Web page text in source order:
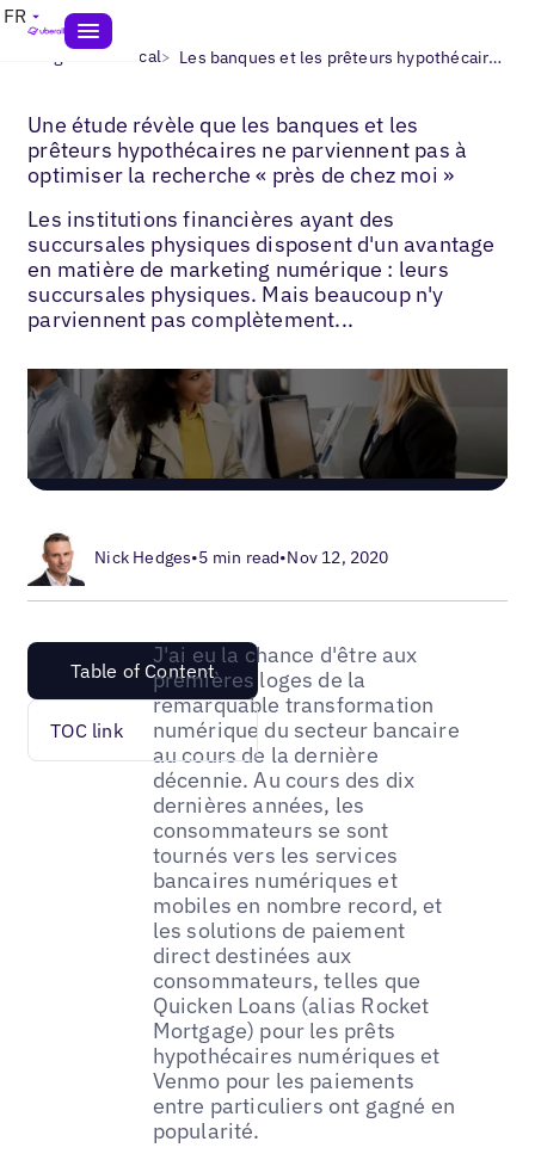
FR
Blogs> SEO local> Les banques et les prêteurs hypothécaires ne parviennent pas à optimiser la recherche « près de chez moi »
Une étude révèle que les banques et les
prêteurs hypothécaires ne parviennent pas à
optimiser la recherche « près de chez moi »
Les institutions financières ayant des
succursales physiques disposent d'un avantage
en matière de marketing numérique : leurs
succursales physiques. Mais beaucoup n'y
parviennent pas complètement...
Nick Hedges•5 min read•Nov 12, 2020
Table of Content
TOC link
J'ai eu la chance d'être aux
premières loges de la
remarquable transformation
numérique du secteur bancaire
au cours de la dernière
décennie. Au cours des dix
dernières années, les
consommateurs se sont
tournés vers les services
bancaires numériques et
mobiles en nombre record, et
les solutions de paiement
direct destinées aux
consommateurs, telles que
Quicken Loans (alias Rocket
Mortgage) pour les prêts
hypothécaires numériques et
Venmo pour les paiements
entre particuliers ont gagné en
popularité.